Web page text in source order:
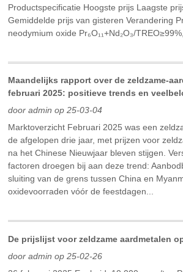
Productspecificatie Hoogste prijs Laagste
Gemiddelde prijs van gisteren Verandering
neodymium oxide Pr₆O₁₁+Nd₂O₃/
Maandelijks rapport over de zeldzame-
februari 2025: positieve trends en
door admin op 25-03-04
Marktoverzicht Februari 2025 was een
de afgelopen drie jaar, met prijzen voor
na het Chinese Nieuwjaar bleven stijgen.
factoren droegen bij aan deze trend:
sluiting van de grens tussen China en
oxidevoorraden vóór de feestdagen...
De prijslijst voor zeldzame aardmetalen
door admin op 25-02-26